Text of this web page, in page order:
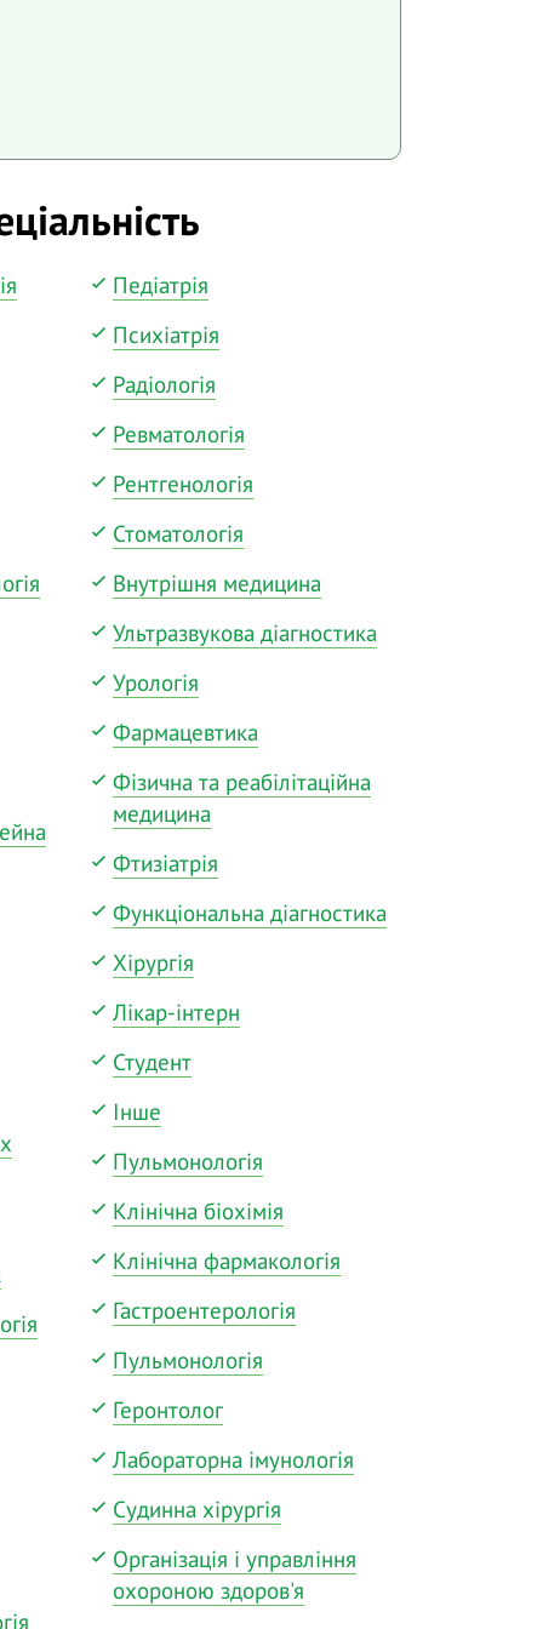
Педіатрія
Психіатрія
Радіологія
Ревматологія
Рентгенологія
Стоматологія
Внутрішня медицина
Ультразвукова діагностика
Урологія
Фармацевтика
Фізична та реабілітаційна
медицина
Фтизіатрія
Функціональна діагностика
Хірургія
Лікар-інтерн
Студент
Інше
Пульмонологія
Клінічна біохімія
Клінічна фармакологія
Гастроентерологія
Пульмонологія
Геронтолог
Лабораторна імунологія
Судинна хірургія
Організація і управління
охороною здоров'я